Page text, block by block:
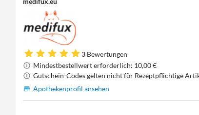
3 Bewertungen
Mindestbestellwert erforderlich: 10,00 €
Gutschein-Codes gelten nicht für Rezeptpflichtige
Apothekenprofil ansehen